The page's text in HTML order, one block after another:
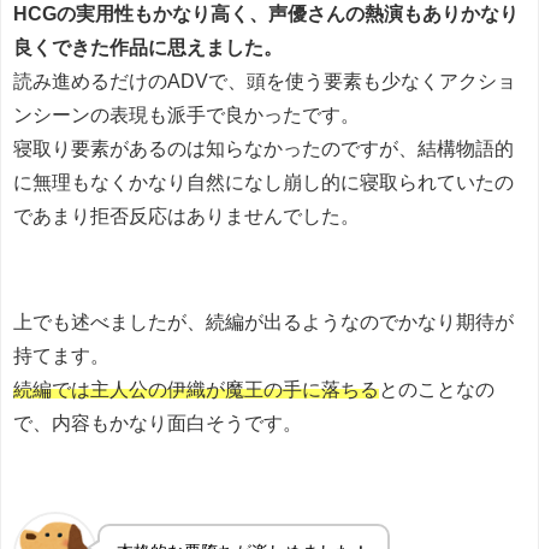
HCGの実用性もかなり高く、声優さんの熱演もありかなり
良くできた作品に思えました。
読み進めるだけのADVで、頭を使う要素も少なくアクショ
ンシーンの表現も派手で良かったです。
寝取り要素があるのは知らなかったのですが、結構物語的
に無理もなくかなり自然になし崩し的に寝取られていたの
であまり拒否反応はありませんでした。
上でも述べましたが、続編が出るようなのでかなり期待が
持てます。
続編では主人公の伊織が魔王の手に落ちるとのことなの
で、内容もかなり面白そうです。